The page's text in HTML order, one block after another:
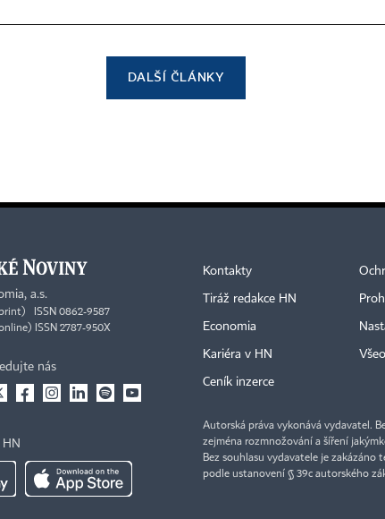
DALŠÍ ČLÁNKY
a.s.
ISSN 0862-9587
ISSN 2787-950X
nás
Kontakty
Tiráž redakce HN
Economia
Kariéra v HN
Ceník inzerce
Autorská práva vykonává vydavatel.
zejména rozmnožování a šíření
Bez souhlasu vydavatele je
podle ustanovení § 39c autorského